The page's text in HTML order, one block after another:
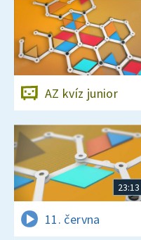
AZ kvíz junior
23:13
11. června